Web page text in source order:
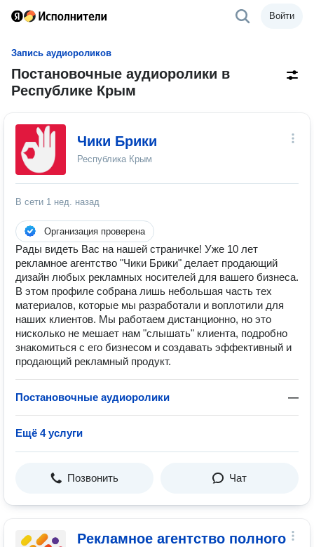
Войти
Запись аудиороликов
Постановочные аудиоролики в
Республике Крым
Чики Брики
Республика Крым
В сети 1 нед. назад
Организация проверена
Рады видеть Вас на нашей страничке! Уже 10 лет
рекламное агентство "Чики Брики" делает продающий
дизайн любых рекламных носителей для вашего бизнеса.
В этом профиле собрана лишь небольшая часть тех
материалов, которые мы разработали и воплотили для
наших клиентов. Мы работаем дистанционно, но это
нисколько не мешает нам "слышать" клиента, подробно
знакомиться с его бизнесом и создавать эффективный и
продающий рекламный продукт.
Постановочные аудиоролики —
Ещё 4 услуги
Позвонить Чат
Рекламное агентство полного